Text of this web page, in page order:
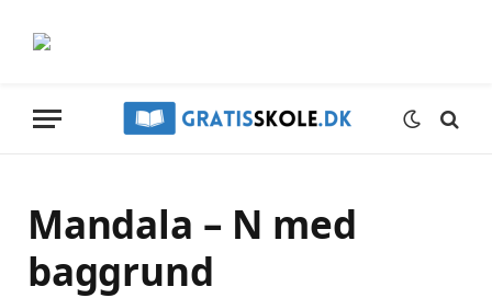
Mandala – N med
baggrund